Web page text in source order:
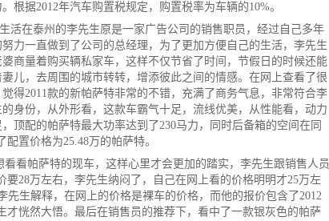
。根据2012年汽车购置税规定，购置税率为车辆的10%。
生活在泰州的李先生原是一家广告公司的销售职员，经过自己多年
努力一直做到了公司的总经理，为了更加方便自己的生活，李先生
婆商量着购买辆私家车，这样不仅节省了时间，节假日的时候还能
妻儿，去周围的城市转转，增添彼此之间的情感。在网上查看了很
觉得2011款的新帕萨特非常的不错，充满了商务气息，非常符合李
的身份，从外形看，这款车霸气十足，流线优美，从性能看，动力
顶配的帕萨特最大功率达到了230马力，同时后备箱的空间在同
置价格为25.48万的帕萨特。
看帕萨特的现车，这样心里才会更加的踏实，李先生跟销售人员
28万左右，李先生纳闷了，自己在网上看的价格明明才25万左
先生解释，在网上的价格是裸车的价格，而他的报价包含了2012
才恍然大悟。最后在销售员的推荐下，看中了一款银灰色的帕萨